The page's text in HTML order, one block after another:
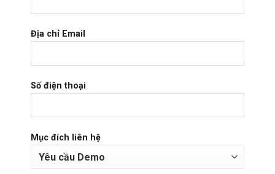
Địa chỉ Email
Số điện thoại
Mục đích liên hệ